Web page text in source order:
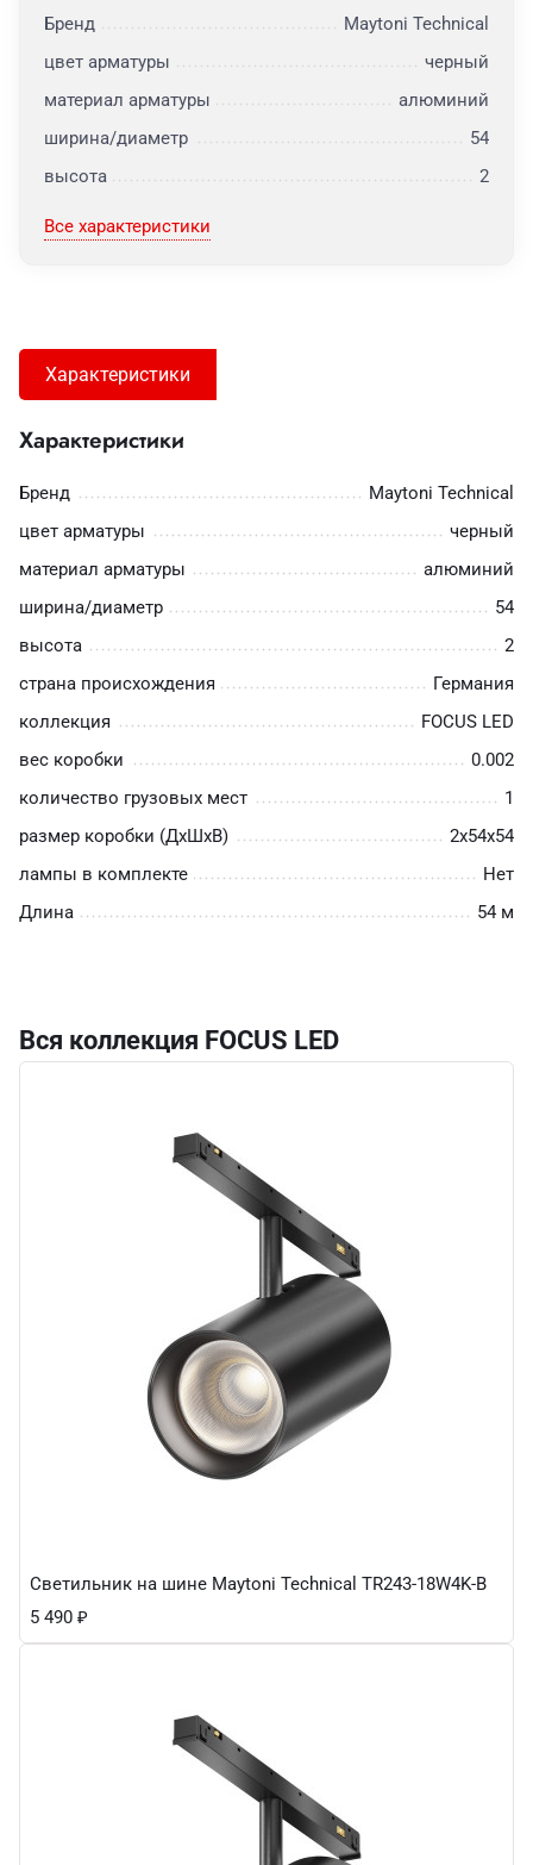
Бренд
Maytoni Technical
цвет арматуры
черный
материал арматуры
алюминий
ширина/диаметр
54
высота
2
Все характеристики
Характеристики
Характеристики
Бренд
Maytoni Technical
цвет арматуры
черный
материал арматуры
алюминий
ширина/диаметр
54
высота
2
страна происхождения
Германия
коллекция
FOCUS LED
вес коробки
0.002
количество грузовых мест
1
размер коробки (ДхШхВ)
2х54х54
лампы в комплекте
Нет
Длина
54 м
Вся коллекция FOCUS LED
Светильник на шине Maytoni Technical TR243-18W4K-B
5 490 ₽